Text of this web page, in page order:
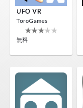
UFO VR
ToroGames
無料